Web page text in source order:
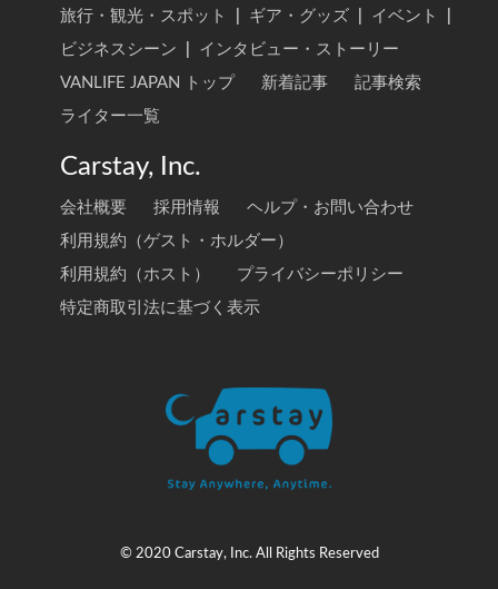
旅行・観光・スポット
ギア・グッズ イベント
ビジネスシーン
インタビュー・ストーリー
VANLIFE JAPAN トップ
新着記事
記事検索
ライター一覧
Carstay, Inc.
会社概要 採用情報
ヘルプ・お問い合わせ
利用規約（ゲスト・ホルダー）
利用規約（ホスト）
プライバシーポリシー
特定商取引法に基づく表示
© 2020 Carstay, Inc. All Rights Reserved